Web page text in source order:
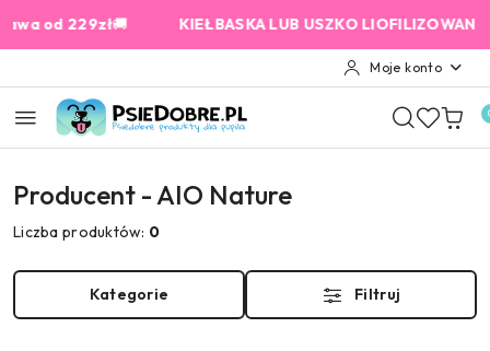
Przejdź do treści głównej
Przejdź do wyszukiwarki
Przejdź do moje konto
Przejdź do menu głównego
Przejdź do stopki
od 229zł🚚 KIEŁBASKA LUB USZKO LIOFILIZOWANE od
Moje konto
Producent - AIO Nature
Liczba produktów: 0
Kategorie Filtruj